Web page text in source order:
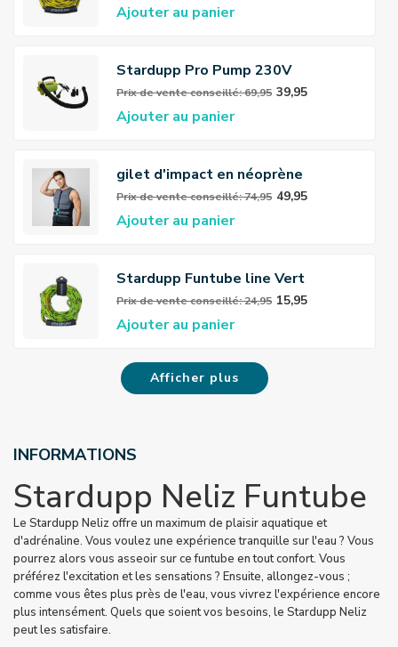
Ajouter au panier
Stardupp Pro Pump 230V
Prix ​​de vente conseillé: 69,95 39,95
Ajouter au panier
gilet d'impact en néoprène
Stardupp Flex
Prix ​​de vente conseillé: 74,95 49,95
Ajouter au panier
Stardupp Funtube line Vert
Prix ​​de vente conseillé: 24,95 15,95
Ajouter au panier
Afficher plus
INFORMATIONS
Stardupp Neliz Funtube
Le Stardupp Neliz offre un maximum de plaisir aquatique et
d'adrénaline. Vous voulez une expérience tranquille sur l'eau ? Vous
pourrez alors vous asseoir sur ce funtube en tout confort. Vous
préférez l'excitation et les sensations ? Ensuite, allongez-vous ;
comme vous êtes plus près de l'eau, vous vivrez l'expérience encore
plus intensément. Quels que soient vos besoins, le Stardupp Neliz
peut les satisfaire.